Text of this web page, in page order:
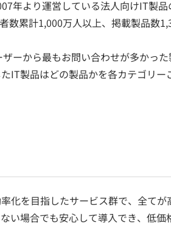
年より運営している法人向けIT製品
数累計1,000万人以上、掲載製品数
ーから最もお問い合わせが多かった
IT製品はどの製品かを各カテゴリー
化を目指したサービス群で、全てが
い場合でも安心して導入でき、低価